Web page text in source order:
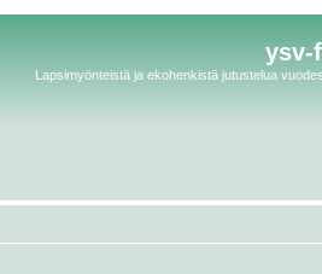
ysv-
Lapsimyönteistä ja ekohenkistä jutustelua